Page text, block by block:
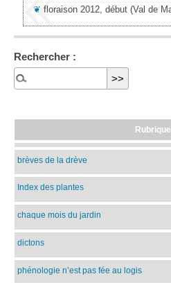
❦ floraison 2012, début (Val de
Rechercher :
brèves de la drève
Index des plantes
chaque mois du jardin
dictons
phénologie n’est pas fée au logis